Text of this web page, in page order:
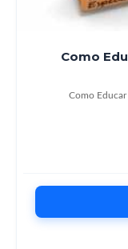
Como
Como